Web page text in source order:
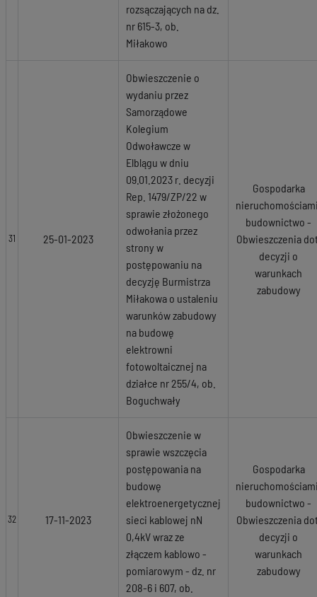
rozsączających na dz.
nr 615-3, ob.
Miłakowo
31 25-01-2023
Obwieszczenie o
wydaniu przez
Samorządowe
Kolegium
Odwoławcze w
Elblągu w dniu
09.01.2023 r. decyzji
Rep. 1479/ZP/22 w
sprawie złożonego
odwołania przez
strony w
postępowaniu na
decyzję Burmistrza
Miłakowa o ustaleniu
warunków zabudowy
na budowę
elektrowni
fotowoltaicznej na
działce nr 255/4, ob.
Boguchwały
Gospodarka
budownictwo -
Obwieszczenia
decyzji o
warunkach
zabudowy
32 17-11-2023
Obwieszczenie w
sprawie wszczęcia
postępowania na
budowę
elektroenergetycznej
sieci kablowej nN
0,4kV wraz ze
złączem kablowo -
pomiarowym - dz. nr
208-6 i 607, ob.
Gospodarka
budownictwo -
Obwieszczenia
decyzji o
warunkach
zabudowy